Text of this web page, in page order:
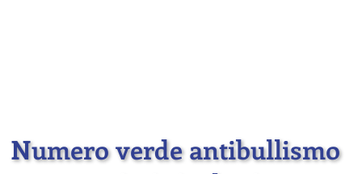
Numero verde antibullismo